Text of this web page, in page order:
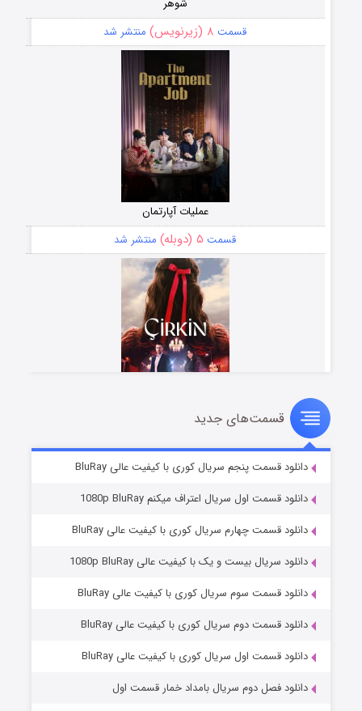
شوهر
قسمت ۸ (زیرنویس) منتشر شد
عملیات آپارتمان
قسمت ۵ (دوبله) منتشر شد
سریال زشت
قسمت۲ (زیرنویس) منتشر شد
مردگان متحرک: شهر مرده ۳
قسمت۲ (زیرنویس) منتشر شد
قسمت‌های جدید
دانلود قسمت پنجم سریال کوری با کیفیت عالی BluRay
دانلود قسمت اول سریال اعتراف میکنم 1080p BluRay
دانلود قسمت چهارم سریال کوری با کیفیت عالی BluRay
دانلود سریال بیست و یک با کیفیت عالی 1080p BluRay
دانلود قسمت سوم سریال کوری با کیفیت عالی BluRay
دانلود قسمت دوم سریال کوری با کیفیت عالی BluRay
دانلود قسمت اول سریال کوری با کیفیت عالی BluRay
دانلود فصل دوم سریال بامداد خمار قسمت اول